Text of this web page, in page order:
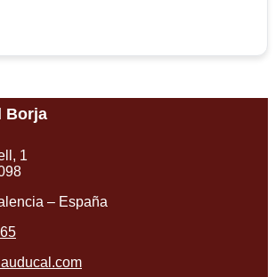
de la nueva caballería. Con esta premisa
Borja
1
– España